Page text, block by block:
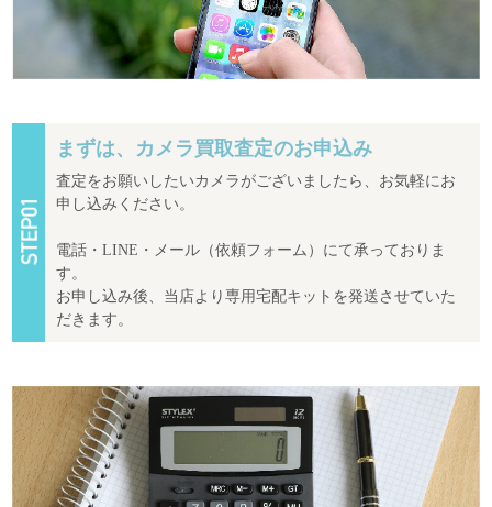
まずは、カメラ買取査定のお申込み
査定をお願いしたいカメラがございましたら、お気軽にお
申し込みください。
電話・LINE・メール（依頼フォーム）にて承っておりま
す。
お申し込み後、当店より専用宅配キットを発送させていた
だきます。